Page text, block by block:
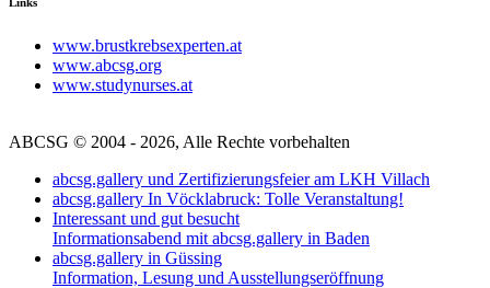
www.brustkrebsexperten.at
www.abcsg.org
www.studynurses.at
ABCSG © 2004 - 2026, Alle Rechte vorbehalten
abcsg.gallery und Zertifizierungsfeier am LKH Villach
abcsg.gallery In Vöcklabruck: Tolle Veranstaltung!
Interessant und gut besucht
Informationsabend mit abcsg.gallery in Baden
abcsg.gallery in Güssing
Information, Lesung und Ausstellungseröffnung